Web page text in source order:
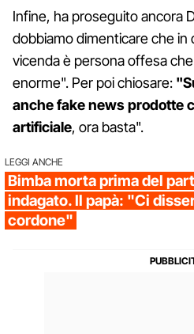
Infine, ha proseguito ancora
dobbiamo dimenticare che in
vicenda è persona offesa
enorme". Per poi chiosare:
anche fake news prodotte
artificiale, ora basta".
LEGGI ANCHE
Bimba morta prima del
indagato. Il papà: "Ci
cordone"